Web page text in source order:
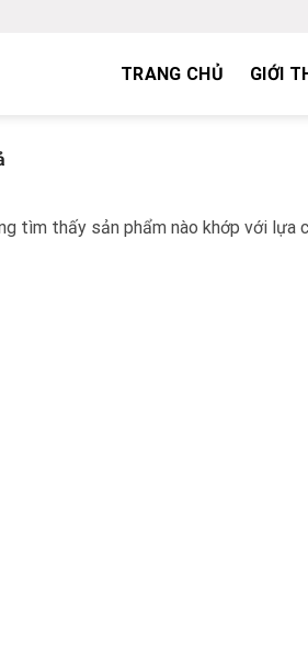
TRANG CHỦ GIỚI
tìm thấy sản phẩm nào khớp với lựa